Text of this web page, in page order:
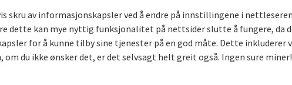
skru av informasjonskapsler ved å endre på innstillingene i
dette kan mye nyttig funksjonalitet på nettsider slutte å fungere, da
for å kunne tilby sine tjenester på en god måte. Dette inkluderer
om du ikke ønsker det, er det selvsagt helt greit også. Ingen sure miner!